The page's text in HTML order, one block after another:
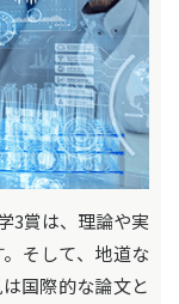
3賞は、理論や実
そして、地道な
国際的な論文と